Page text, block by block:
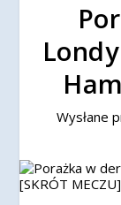
Wysłane